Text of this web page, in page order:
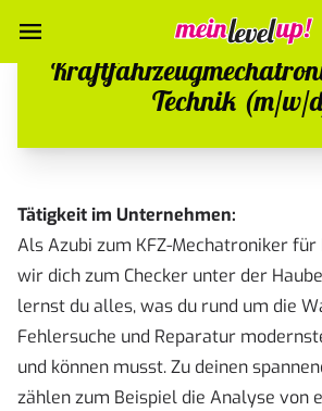
Technik (m/w/
Tätigkeit im Unternehmen:
Als Azubi zum KFZ-Mechatroniker für
wir dich zum Checker unter der
lernst du alles, was du rund um die
Fehlersuche und Reparatur
und können musst. Zu deinen
zählen zum Beispiel die Analyse von